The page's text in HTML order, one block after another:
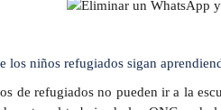
los niños refugiados sigan
de refugiados no pueden ir a la